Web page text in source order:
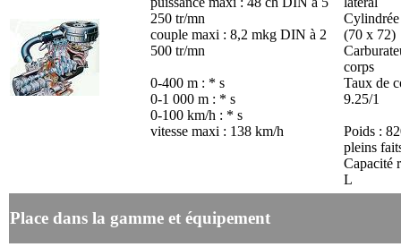
250 tr/mn
couple maxi : 8,2 mkg DIN à 2
500 tr/mn
0-400 m : * s
0-1 000 m : * s
0-100 km/h : * s
vitesse maxi : 138 km/h
(70 x 72)
corps
Taux de
9.25/1
Poids :
pleins
Capacité
L
Place dans la gamme et équipement